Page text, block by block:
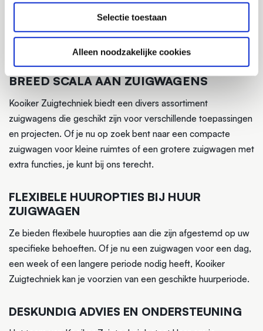
Selectie toestaan
Alleen noodzakelijke cookies
onderhouden zuigwagens huurt. We besteden veel aandacht
aan het up-to-date houden van hun vloot, zodat je kun
profiteren van betrouwbare en efficiënte apparatuur.
BREED SCALA AAN ZUIGWAGENS
Kooiker Zuigtechniek biedt een divers assortiment
zuigwagens die geschikt zijn voor verschillende toepassingen
en projecten. Of je nu op zoek bent naar een compacte
zuigwagen voor kleine ruimtes of een grotere zuigwagen met
extra functies, je kunt bij ons terecht.
FLEXIBELE HUUROPTIES BIJ HUUR
ZUIGWAGEN
Ze bieden flexibele huuropties aan die zijn afgestemd op uw
specifieke behoeften. Of je nu een zuigwagen voor een dag,
een week of een langere periode nodig heeft, Kooiker
Zuigtechniek kan je voorzien van een geschikte huurperiode.
DESKUNDIG ADVIES EN ONDERSTEUNING